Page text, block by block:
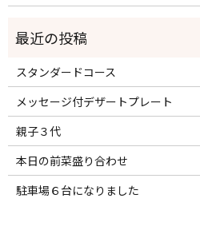
スタンダードコース
メッセージ付デザートプレート
親子３代
本日の前菜盛り合わせ
駐車場６台になりました